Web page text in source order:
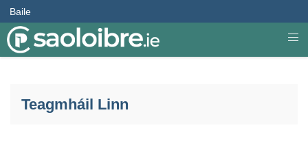
Baile
Teagmháil Linn